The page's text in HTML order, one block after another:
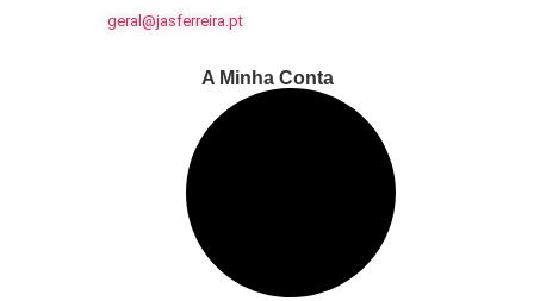
geral@jasferreira.pt
A Minha Conta